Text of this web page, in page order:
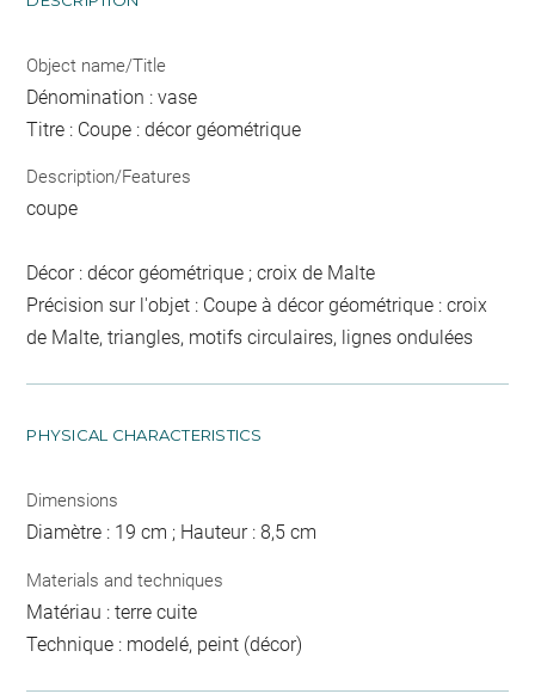
Object name/Title
Dénomination : vase
Titre : Coupe : décor géométrique
Description/Features
coupe
Décor : décor géométrique ; croix de Malte
Précision sur l'objet : Coupe à décor géométrique : croix
de Malte, triangles, motifs circulaires, lignes ondulées
PHYSICAL CHARACTERISTICS
Dimensions
Diamètre : 19 cm ; Hauteur : 8,5 cm
Materials and techniques
Matériau : terre cuite
Technique : modelé, peint (décor)